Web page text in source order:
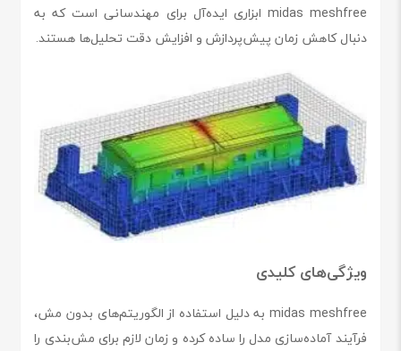
midas meshfree ابزاری ایده‌آل برای مهندسانی است که به
دنبال کاهش زمان پیش‌پردازش و افزایش دقت تحلیل‌ها هستند.
ویژگی‌های کلیدی
midas meshfree به دلیل استفاده از الگوریتم‌های بدون مش،
فرآیند آماده‌سازی مدل را ساده کرده و زمان لازم برای مش‌بندی را